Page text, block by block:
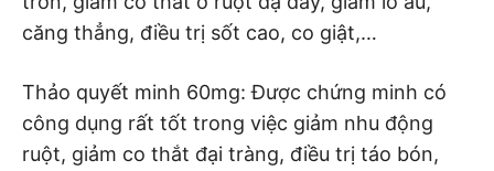
căng thẳng, điều trị sốt cao, co giật,…
Thảo quyết minh 60mg: Được chứng minh có
công dụng rất tốt trong việc giảm nhu động
ruột, giảm co thắt đại tràng, điều trị táo bón,